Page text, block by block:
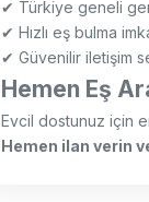
✔ Türkiye geneli
✔ Hızlı eş bulma
✔ Güvenilir iletişim
Hemen Eş
Evcil dostunuz için
Hemen ilan verin